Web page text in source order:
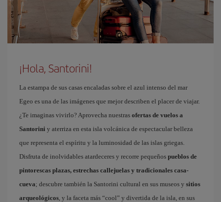
¡Hola, Santorini!
La estampa de sus casas encaladas sobre el azul intenso del mar
Egeo es una de las imágenes que mejor describen el placer de viajar.
¿Te imaginas vivirlo? Aprovecha nuestras ofertas de vuelos a
Santorini y aterriza en esta isla volcánica de espectacular belleza
que representa el espíritu y la luminosidad de las islas griegas.
Disfruta de inolvidables atardeceres y recorre pequeños pueblos de
pintorescas plazas, estrechas callejuelas y tradicionales casa-
cueva; descubre también la Santorini cultural en sus museos y sitios
arqueológicos, y la faceta más “cool” y divertida de la isla, en sus